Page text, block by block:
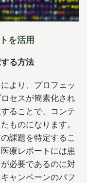
を活用
る方法
より、プロフェッ
セスが簡素化され
ることで、コンテ
ものになります。
課題を特定するこ
療レポートには患
必要であるのに対
ャンペーンのパフ